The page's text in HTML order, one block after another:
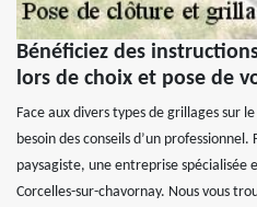
Bénéficiez des
lors de choix et pose de
Face aux divers types de grillages sur
besoin des conseils d’un
paysagiste, une entreprise spécialisée
Corcelles-sur-chavornay. Nous vous